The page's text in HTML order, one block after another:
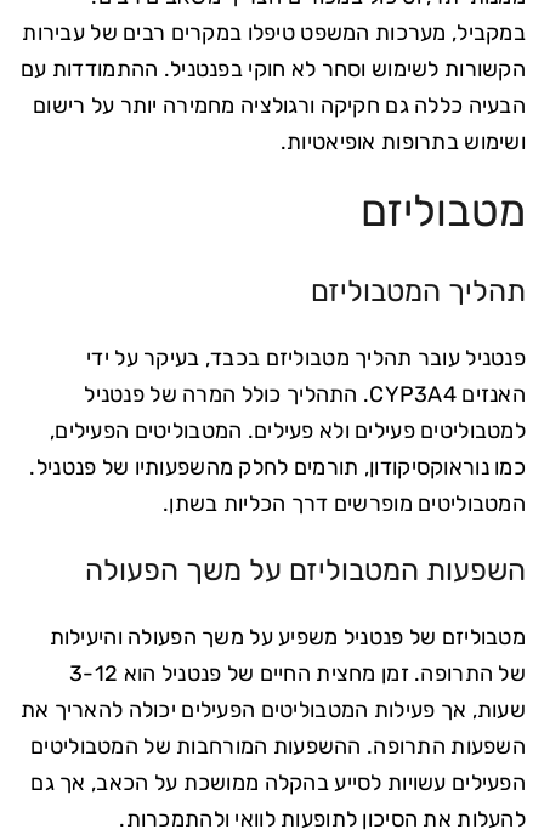
במקביל, מערכות המשפט טיפלו במקרים רבים של עבירות
הקשורות לשימוש וסחר לא חוקי בפנטניל. ההתמודדות עם
הבעיה כללה גם חקיקה ורגולציה מחמירה יותר על רישום
ושימוש בתרופות אופיאטיות.
מטבוליזם
תהליך המטבוליזם
פנטניל עובר תהליך מטבוליזם בכבד, בעיקר על ידי
האנזים CYP3A4. התהליך כולל המרה של פנטניל
למטבוליטים פעילים ולא פעילים. המטבוליטים הפעילים,
כמו נוראוקסיקודון, תורמים לחלק מהשפעותיו של פנטניל.
המטבוליטים מופרשים דרך הכליות בשתן.
השפעות המטבוליזם על משך הפעולה
מטבוליזם של פנטניל משפיע על משך הפעולה והיעילות
של התרופה. זמן מחצית החיים של פנטניל הוא 3-12
שעות, אך פעילות המטבוליטים הפעילים יכולה להאריך את
השפעות התרופה. ההשפעות המורחבות של המטבוליטים
הפעילים עשויות לסייע בהקלה ממושכת על הכאב, אך גם
להעלות את הסיכון לתופעות לוואי ולהתמכרות.